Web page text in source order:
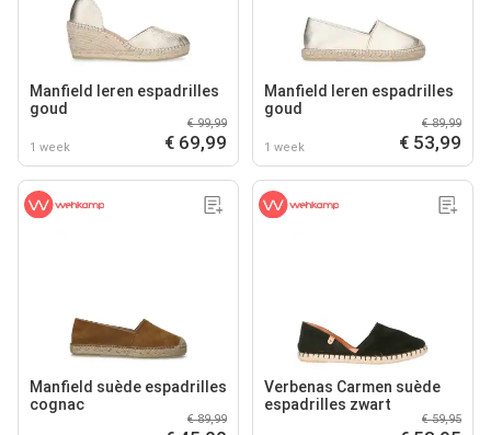
Manfield leren espadrilles
goud
1 week
€ 99,99
€ 69,99
Manfield leren espadrilles
goud
1 week
€ 89,99
€ 53,99
Manfield suède espadrilles
cognac
€ 89,99
Verbenas Carmen suède
espadrilles zwart
€ 59,95